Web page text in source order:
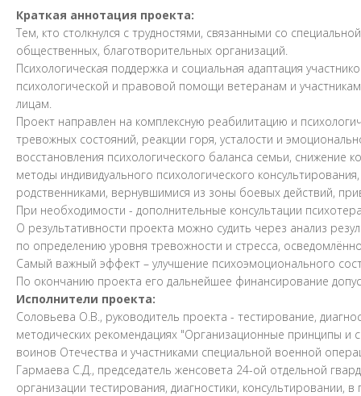
Краткая аннотация проекта:
Тем, кто столкнулся с трудностями, связанными со
общественных, благотворительных организаций.
Психологическая поддержка и социальная адаптация
психологической и правовой помощи ветеранам и
лицам.
Проект направлен на комплексную реабилитацию и
тревожных состояний, реакции горя, усталости и
восстановления психологического баланса семьи,
методы индивидуального психологического
родственниками, вернувшимися из зоны боевых действий,
При необходимости - дополнительные консультации
О результативности проекта можно судить через анализ
по определению уровня тревожности и стресса,
Самый важный эффект – улучшение психоэмоционального
По окончанию проекта его дальнейшее финансирование
Исполнители проекта:
Соловьева О.В., руководитель проекта - тестирование,
методических рекомендациях "Организационные принципы и
воинов Отечества и участниками специальной военной
Гармаева С.Д., председатель женсовета 24-ой отдельной
организации тестирования, диагностики,